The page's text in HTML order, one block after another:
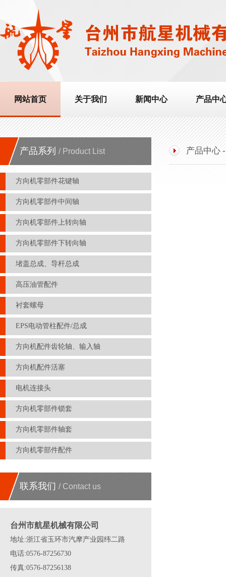
网站首页 关于我们 新闻中心 产品中
产品系列 / Product List
方向机零部件花键轴
方向机零部件中间轴
方向机零部件上转向轴
方向机零部件下转向轴
堵盖总成、导杆总成
高压油管配件
衬套螺母
EPS电动管柱配件/总成
方向机配件齿轮轴、输入轴
方向机配件活塞
电机连接头
方向机零部件锁套
方向机零部件轴套
方向机零部件配件
联系我们 / Contact us
台州市航星机械有限公司
地址:浙江省玉环市汽摩产业园纬二路
电话:0576-87256730
传真:0576-87256138
产品中心